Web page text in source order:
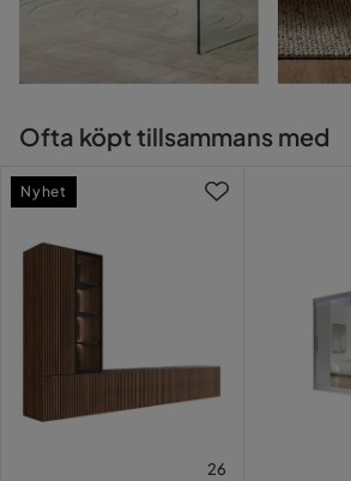
Ofta köpt tillsammans med
26
Nyhet